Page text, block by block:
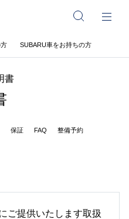
SUBARU車をお持ちの方
書
保証 FAQ 整備予約
ご提供いたします取扱